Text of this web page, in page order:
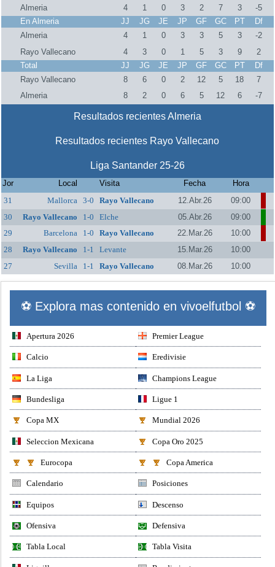
Almeria
4 1 0 3 2 7 3
-5
En Almeria
JJ JG JE JP GF GC PT
Df
Almeria
4 1 0 3 3 5 3
-2
Rayo Vallecano
4 3 0 1 5 3 9
2
Total
JJ JG JE JP GF GC PT
Df
Rayo Vallecano
8 6 0 2 12 5 18
7
Almeria
8 2 0 6 5 12 6 -7
Resultados recientes Almeria
Resultados recientes Rayo Vallecano
Liga Santander 25-26
Jor Local Visita Fecha
Hora
31
Mallorca 3-0 Rayo Vallecano 12.Abr.26
09:00
30
Rayo Vallecano 1-0 Elche 05.Abr.26
09:00
29
Barcelona 1-0 Rayo Vallecano 22.Mar.26
10:00
28
Rayo Vallecano 1-1 Levante 15.Mar.26
10:00
27
Sevilla 1-1 Rayo Vallecano 08.Mar.26 10:00
⚽ Explora mas contenido en vivoelfutbol ⚽
Apertura 2026 Premier League
Calcio Eredivisie
La Liga Champions League
Bundesliga Ligue 1
Copa MX Mundial 2026
Seleccion Mexicana Copa Oro 2025
Eurocopa Copa America
Calendario Posiciones
Equipos Descenso
Ofensiva Defensiva
Tabla Local Tabla Visita